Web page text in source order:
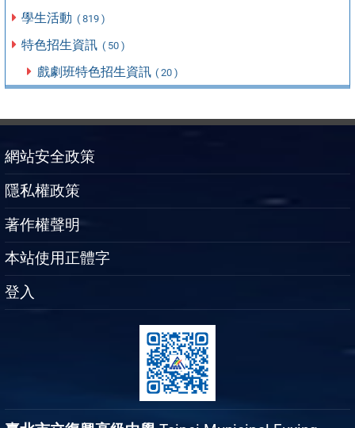
學生活動 ( 819 )
特色招生資訊 ( 50 )
戲劇班特色招生資訊 ( 20 )
網站安全政策
隱私權政策
著作權聲明
本站使用正體字
登入